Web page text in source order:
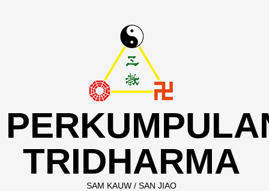
TRIDHARMA
SAM KAUW / SAN JIAO